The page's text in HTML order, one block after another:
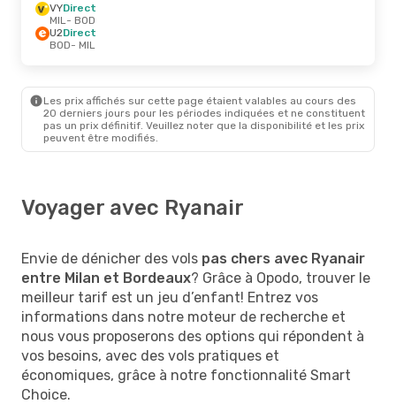
VYDirect
MIL- BOD
U2Direct
BOD- MIL
Les prix affichés sur cette page étaient valables au cours des
20 derniers jours pour les périodes indiquées et ne constituent
pas un prix définitif. Veuillez noter que la disponibilité et les prix
peuvent être modifiés.
Voyager avec Ryanair
Envie de dénicher des vols pas chers avec Ryanair
entre Milan et Bordeaux? Grâce à Opodo, trouver le
meilleur tarif est un jeu d’enfant! Entrez vos
informations dans notre moteur de recherche et
nous vous proposerons des options qui répondent à
vos besoins, avec des vols pratiques et
économiques, grâce à notre fonctionnalité Smart
Choice.